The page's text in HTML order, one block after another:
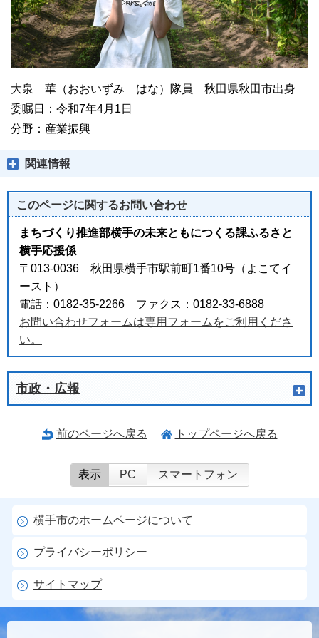
大泉 華（おおいずみ はな）隊員 秋田県秋田市出身
委嘱日：令和7年4月1日
分野：産業振興
関連情報
このページに関するお問い合わせ
まちづくり推進部横手の未来ともにつくる課ふるさと
横手応援係
〒013-0036 秋田県横手市駅前町1番10号（よこてイ
ースト）
電話：0182-35-2266 ファクス：0182-33-6888
お問い合わせフォームは専用フォームをご利用くださ
い。
市政・広報
前のページへ戻る トップページへ戻る
表示 PC スマートフォン
横手市のホームページについて
プライバシーポリシー
サイトマップ